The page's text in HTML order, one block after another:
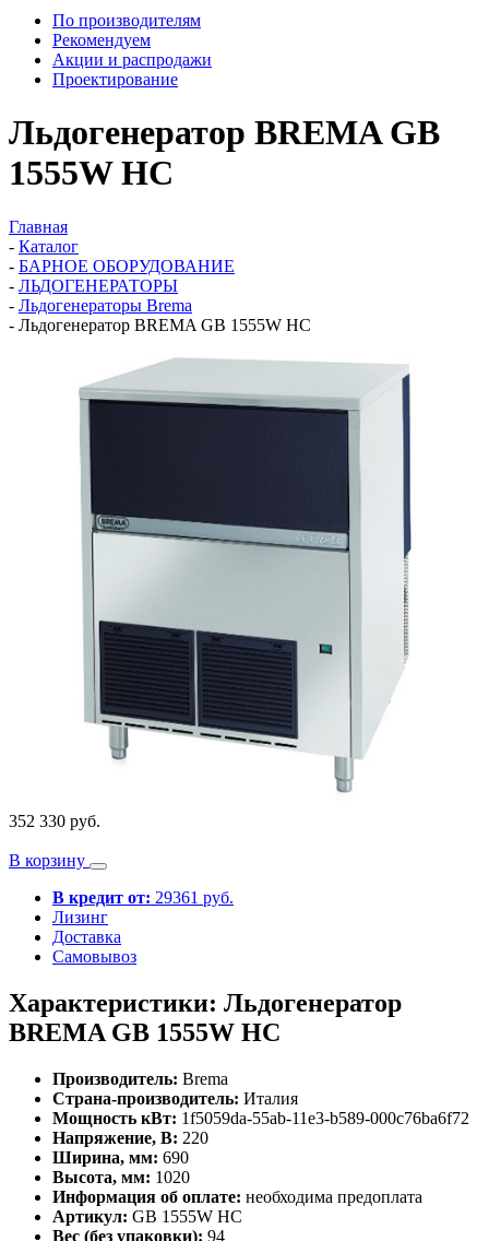
По производителям
Рекомендуем
Акции и распродажи
Проектирование
Льдогенератор BREMA GВ
1555W HC
Главная
- Каталог
- БАРНОЕ ОБОРУДОВАНИЕ
- ЛЬДОГЕНЕРАТОРЫ
- Льдогенераторы Brema
- Льдогенератор BREMA GВ 1555W HC
352 330 руб.
В корзину
В кредит от: 29361 руб.
Лизинг
Доставка
Самовывоз
Характеристики: Льдогенератор
BREMA GВ 1555W HC
Производитель: Brema
Страна-производитель: Италия
Мощность кВт: 1f5059da-55ab-11e3-b589-000c76ba6f72
Напряжение, В: 220
Ширина, мм: 690
Высота, мм: 1020
Информация об оплате: необходима предоплата
Артикул: GВ 1555W HC
Вес (без упаковки): 94